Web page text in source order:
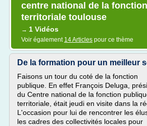
centre national de la
territoriale toulouse
→ 1 Vidéos
Voir également 14 Articles pour ce thème
De la formation pour un meilleur
Faisons un tour du coté de la fonction
publique. En effet François Deluga,
du Centre national de la fonction
territoriale, était jeudi en visite dans la
L'occasion pour lui de rencontrer les
les cadres des collectivités locales pour